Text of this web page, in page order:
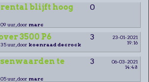
blijft hoog
0
uur, door marc
3500 P6 3
23-01-2021
19:16
uur, door koenraad decrock
te
3
06-03-2021
14:48
uur, door marc